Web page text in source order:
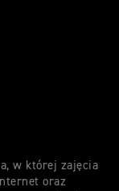
w której zajęcia
oraz